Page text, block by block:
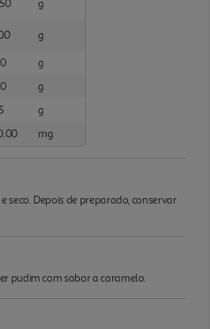
g
g
g
g
g
mg
seco. Depois de preparado, conservar
pudim com sabor a caramelo.